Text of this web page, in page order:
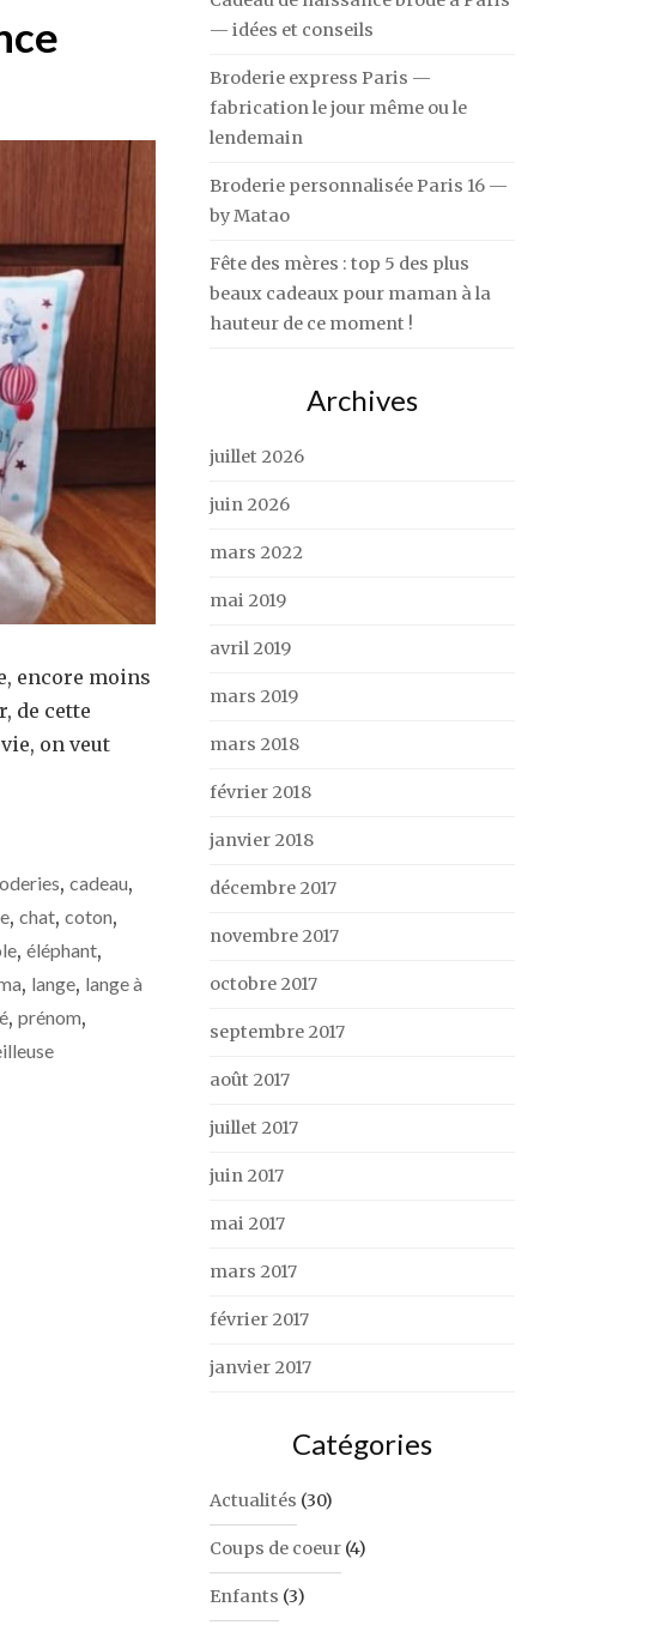
encore moins
de cette
on veut
, cadeau,
, chat, coton,
, éléphant,
, lange, lange à
, prénom,
— idées et conseils
Broderie express Paris —
fabrication le jour même ou le
lendemain
Broderie personnalisée Paris 16 —
by Matao
Fête des mères : top 5 des plus
beaux cadeaux pour maman à la
hauteur de ce moment !
Archives
juillet 2026
juin 2026
mars 2022
mai 2019
avril 2019
mars 2019
mars 2018
février 2018
janvier 2018
décembre 2017
novembre 2017
octobre 2017
septembre 2017
août 2017
juillet 2017
juin 2017
mai 2017
mars 2017
février 2017
janvier 2017
Catégories
Actualités (30)
Coups de coeur (4)
Enfants (3)